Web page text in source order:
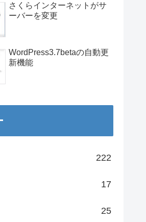
さくらインターネットがサ
ーバーを変更
WordPress3.7betaの自動更
新機能
222
17
25